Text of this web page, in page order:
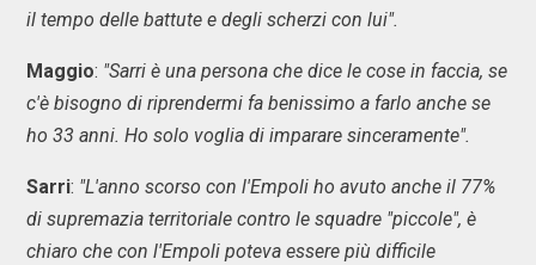
il tempo delle battute e degli scherzi con lui".
Maggio: "Sarri è una persona che dice le cose in faccia, se
c'è bisogno di riprendermi fa benissimo a farlo anche se
ho 33 anni. Ho solo voglia di imparare sinceramente".
Sarri: "L'anno scorso con l'Empoli ho avuto anche il 77%
di supremazia territoriale contro le squadre "piccole", è
chiaro che con l'Empoli poteva essere più difficile